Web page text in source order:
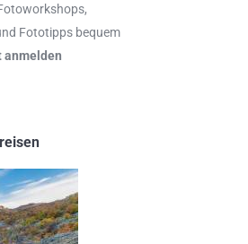
Fototipps bequem
anmelden